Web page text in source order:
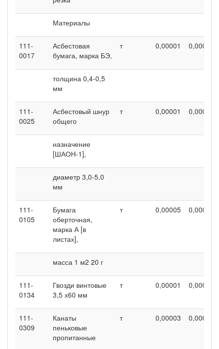
Материалы
111-
0017
Асбестовая
бумага, марка БЭ,
т 0,00001 0,00001
толщина 0,4-0,5
мм
111-
0025
Асбестовый шнур
общего
т 0,00001 0,00001
назначение
[ШАОН-1],
диаметр 3,0-5,0
мм
111-
0105
Бумага
оберточная,
марка А [в
листах],
т 0,00005 0,00005
масса 1 м2 20 г
111-
0134
Гвозди винтовые
3,5 х60 мм
т 0,00001 0,00001
111-
0309
Канаты
пеньковые
пропитанные
т 0,00003 0,00003